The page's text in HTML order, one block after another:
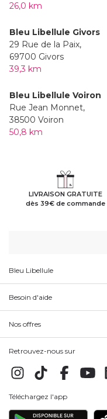
26,0 km
Bleu Libellule Givors
29 Rue de la Paix,
69700 Givors
39,3 km
Bleu Libellule Voiron
Rue Jean Monnet,
38500 Voiron
50,8 km
LIVRAISON GRATUITE
dès 39€ de commande
Bleu Libellule
Besoin d'aide
Nos offres
Retrouvez-nous sur
Téléchargez l'app